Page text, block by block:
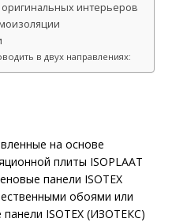
интерьеров
в двух направлениях:
на основе
плиты ISOPLAAT
панели ISOTEX
обоями или
ISOTEX (ИЗОТЕКС)